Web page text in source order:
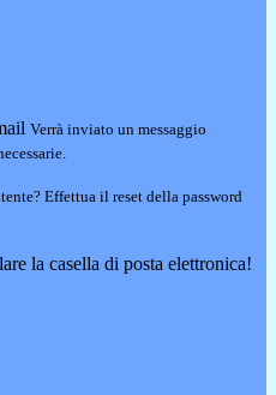
Verrà inviato un messaggio
Effettua il reset della password
la casella di posta elettronica!